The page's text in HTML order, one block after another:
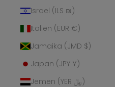
Israel (ILS ₪)
Italien (EUR €)
Jamaika (JMD $)
Japan (JPY ¥)
Jemen (YER ﷼)